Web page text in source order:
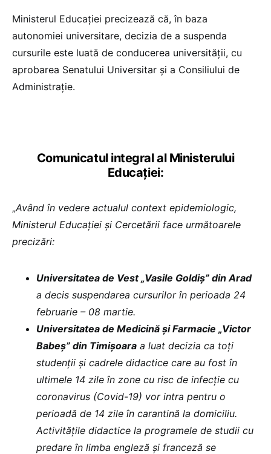
Ministerul Educației precizează că, în baza
autonomiei universitare, decizia de a suspenda
cursurile este luată de conducerea universității, cu
aprobarea Senatului Universitar și a Consiliului de
Administrație.
Comunicatul integral al Ministerului
Educației:
„Având în vedere actualul context epidemiologic,
Ministerul Educației și Cercetării face următoarele
precizări:
Universitatea de Vest „Vasile Goldiș” din Arad
a decis suspendarea cursurilor în perioada 24
februarie – 08 martie.
Universitatea de Medicină și Farmacie „Victor
Babeș” din Timișoara a luat decizia ca toți
studenții și cadrele didactice care au fost în
ultimele 14 zile în zone cu risc de infecție cu
coronavirus (Covid-19) vor intra pentru o
perioadă de 14 zile în carantină la domiciliu.
Activitățile didactice la programele de studii cu
predare în limba engleză și franceză se